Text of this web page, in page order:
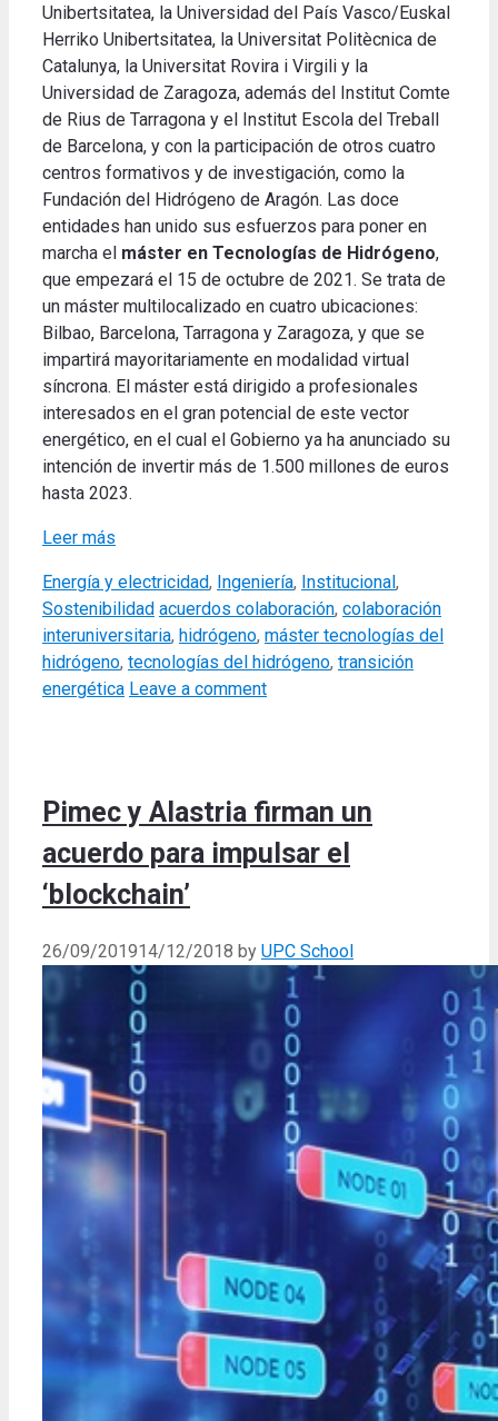
Unibertsitatea, la Universidad del País Vasco/Euskal
Herriko Unibertsitatea, la Universitat Politècnica de
Catalunya, la Universitat Rovira i Virgili y la
Universidad de Zaragoza, además del Institut Comte
de Rius de Tarragona y el Institut Escola del Treball
de Barcelona, y con la participación de otros cuatro
centros formativos y de investigación, como la
Fundación del Hidrógeno de Aragón. Las doce
entidades han unido sus esfuerzos para poner en
marcha el máster en Tecnologías de Hidrógeno,
que empezará el 15 de octubre de 2021. Se trata de
un máster multilocalizado en cuatro ubicaciones:
Bilbao, Barcelona, Tarragona y Zaragoza, y que se
impartirá mayoritariamente en modalidad virtual
síncrona. El máster está dirigido a profesionales
interesados en el gran potencial de este vector
energético, en el cual el Gobierno ya ha anunciado su
intención de invertir más de 1.500 millones de euros
hasta 2023.
Leer más
Categories
Energía y electricidad, Ingeniería, Institucional,
Sostenibilidad Tags
acuerdos colaboración, colaboración
interuniversitaria, hidrógeno, máster tecnologías del
hidrógeno, tecnologías del hidrógeno, transición
energética Leave a comment
Pimec y Alastria firman un
acuerdo para impulsar el
‘blockchain’
26/09/201914/12/2018 by UPC School